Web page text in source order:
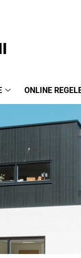
ONLINE